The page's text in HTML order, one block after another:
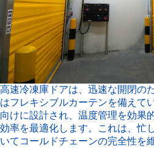
高速冷凍庫ドアは、迅速な開閉の
はフレキシブルカーテンを備えて
向けに設計され、温度管理を効果
効率を最適化します。これは、忙
いてコールドチェーンの完全性を